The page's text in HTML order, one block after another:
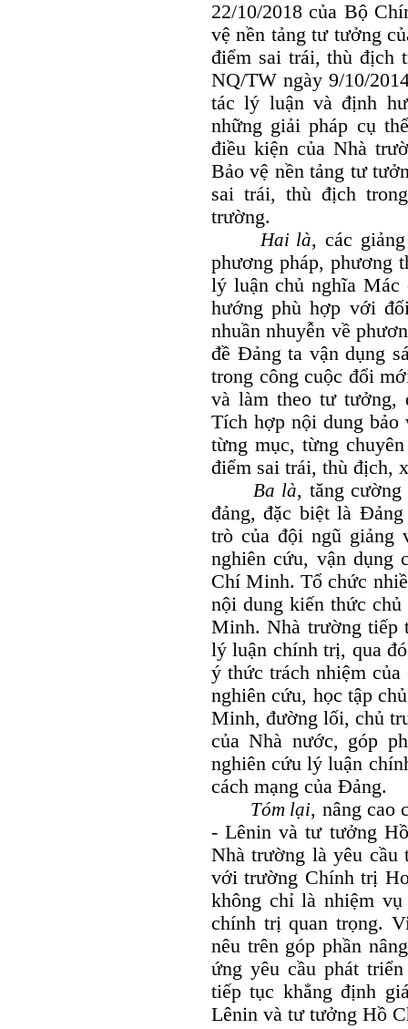
22/10/2018 của Bộ
vệ nền tảng tư tưởng
điểm sai trái, thù địch
NQ/TW ngày 9/10/
tác lý luận và định
những giải pháp cụ
điều kiện của Nhà
Bảo vệ nền tảng tư
sai trái, thù địch
trường.
Hai là, các
phương pháp, phương
lý luận chủ nghĩa
hướng phù hợp với
nhuần nhuyễn về
đề Đảng ta vận dụng
trong công cuộc đổi
và làm theo tư tưởng,
Tích hợp nội dung bảo
từng mục, từng
điểm sai trái, thù địch,
Ba là, tăng
đảng, đặc biệt là
trò của đội ngũ giảng
nghiên cứu, vận dụng
Chí Minh. Tổ chức
nội dung kiến thức
Minh. Nhà trường tiếp
lý luận chính trị, qua
ý thức trách nhiệm
nghiên cứu, học tập
Minh, đường lối, chủ
của Nhà nước, góp
nghiên cứu lý luận
cách mạng của Đảng.
Tóm lại, nâng cao
- Lênin và tư tưởng
Nhà trường là yêu cầu
với trường Chính trị
không chỉ là nhiệm
chính trị quan trọng.
nêu trên góp phần
ứng yêu cầu phát
tiếp tục khẳng định
Lênin và tư tưởng Hồ